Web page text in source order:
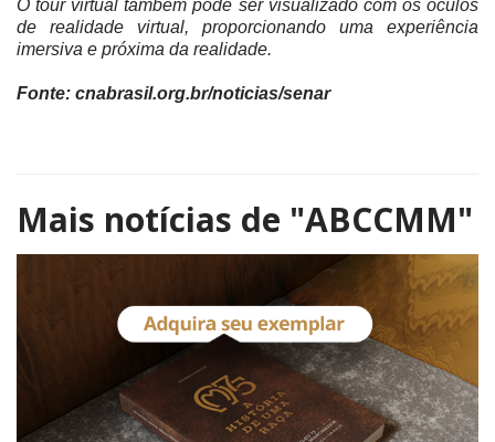
O tour virtual também pode ser visualizado com os óculos
de realidade virtual, proporcionando uma experiência
imersiva e próxima da realidade.
Fonte: cnabrasil.org.br/noticias/senar
Mais notícias de "ABCCMM"